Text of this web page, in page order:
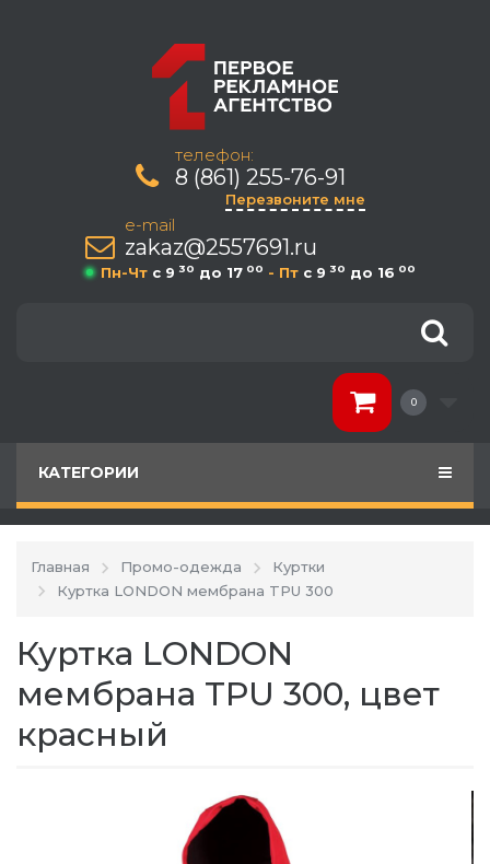
телефон:
8 (861) 255-76-91
Перезвоните мне
e-mail
zakaz@2557691.ru
Пн-Чт c 9 30 до 17 00 - Пт c 9 30 до 16 00
0
КАТЕГОРИИ
Главная Промо-одежда
Куртки
Куртка LONDON мембрана TPU 300
Куртка LONDON
мембрана TPU 300, цвет
красный